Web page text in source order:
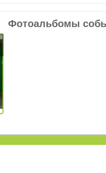
Фотоальбомы